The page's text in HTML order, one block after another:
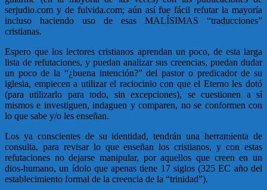
serjudio.com y de fulvida.com; aún así fue fácil refutar la mayoría
incluso haciendo uso de esas MALÍSIMAS “traducciones”
cristianas.
Espero que los lectores cristianos aprendan un poco, de esta larga
lista de refutaciones, y puedan analizar sus creencias, puedan dudar
un poco de la “¿buena intención?” del pastor o predicador de su
iglesia, empiecen a utilizar el raciocinio con que el Eterno les dotó
(para utilizarlo para todo, sin excepciones), se cuestionen a sí
mismos e investiguen, indaguen y comparen, no se conformen con
lo que sabe y/o les enseñan.
Los ya conscientes de su identidad, tendrán una herramienta de
consulta, para revisar lo que enseñan los cristianos, y con estas
refutaciones no dejarse manipular, por aquellos que creen en un
dios-humano, un ídolo que apenas tiene 17 siglos (325 EC año del
establecimiento formal de la creencia de la “trinidad”).